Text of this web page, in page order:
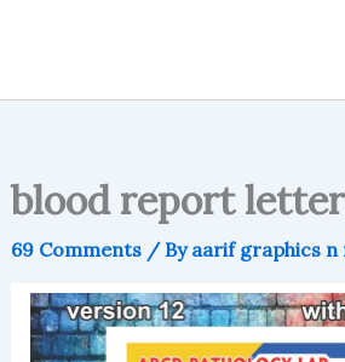
blood report
69 Comments / Byaarif graphics n